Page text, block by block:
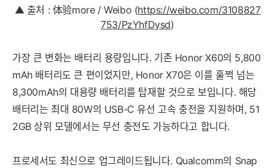
▲ 출처 : 体验more / Weibo (https://weibo.com/3108827
753/PzYhfDysd)
가장 큰 변화는 배터리 용량입니다. 기존 Honor X60의 5,800
mAh 배터리도 큰 편이었지만, Honor X70은 이를 훌쩍 넘는
8,300mAh의 대용량 배터리를 탑재할 것으로 보입니다. 해당
배터리는 최대 80W의 USB-C 유선 고속 충전을 지원하며, 51
2GB 상위 모델에서는 무선 충전도 가능하다고 합니다.
프로세서도 최신으로 업그레이드됩니다. Qualcomm의 Snap